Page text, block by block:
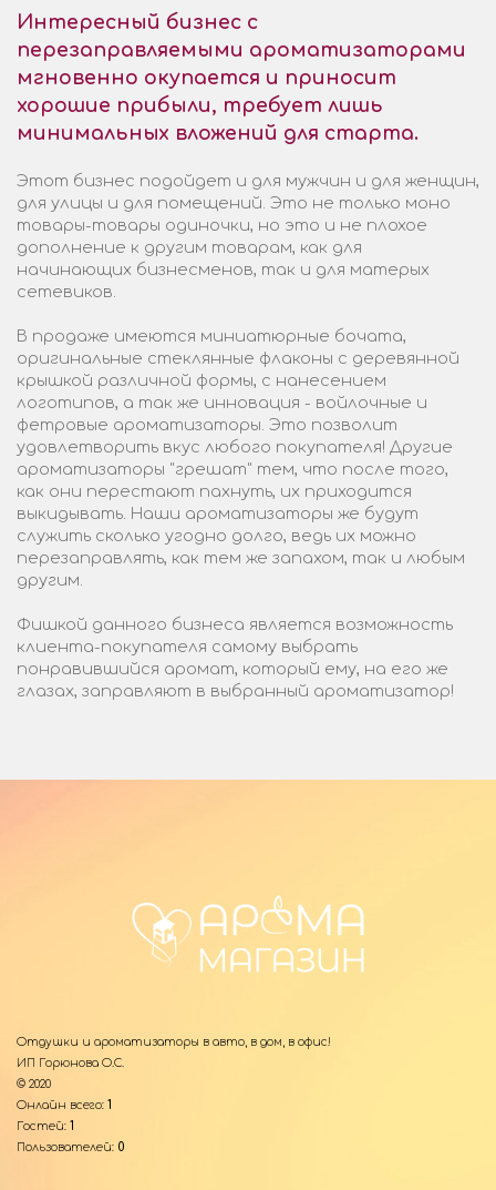
Интересный бизнес с
перезаправляемыми ароматизаторами
мгновенно окупается и приносит
хорошие прибыли, требует лишь
минимальных вложений для старта.
Этот бизнес подойдет и для мужчин и для женщин,
для улицы и для помещений. Это не только моно
товары-товары одиночки, но это и не плохое
дополнение к другим товарам, как для
начинающих бизнесменов, так и для матерых
сетевиков.
В продаже имеются миниатюрные бочата,
оригинальные стеклянные флаконы с деревянной
крышкой различной формы, с нанесением
логотипов, а так же инновация - войлочные и
фетровые ароматизаторы. Это позволит
удовлетворить вкус любого покупателя! Другие
ароматизаторы "грешат" тем, что после того,
как они перестают пахнуть, их приходится
выкидывать. Наши ароматизаторы же будут
служить сколько угодно долго, ведь их можно
перезаправлять, как тем же запахом, так и любым
другим.
Фишкой данного бизнеса является возможность
клиента-покупателя самому выбрать
понравившийся аромат, который ему, на его же
глазах, заправляют в выбранный ароматизатор!
Отдушки и ароматизаторы в авто, в дом, в офис!
ИП Горюнова О.С.
© 2020
Онлайн всего: 1
Гостей: 1
Пользователей: 0